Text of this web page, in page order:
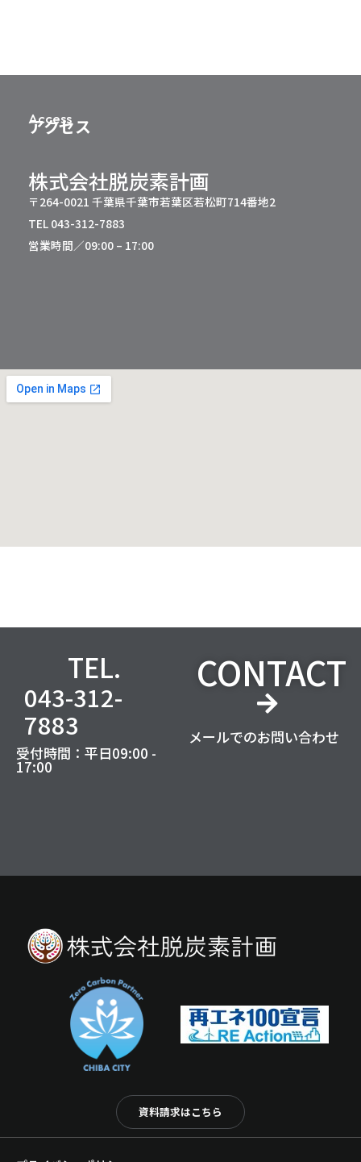
Access
アクセス
株式会社脱炭素計画
〒264-0021 千葉県千葉市若葉区若松町714番地2
TEL 043-312-7883
営業時間／09:00 – 17:00
TEL.
043-312-
7883
受付時間：平日09:00 -
17:00
CONTACT
メールでのお問い合わせ
資料請求はこちら